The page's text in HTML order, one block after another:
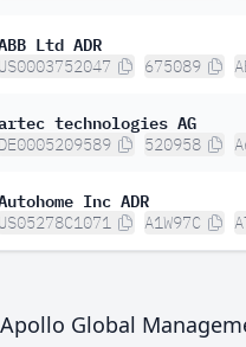
Ltd ADR
US0003752047 675089
technologies AG
DE0005209589 520958
Inc ADR
US05278C1071 A1W97C
Global